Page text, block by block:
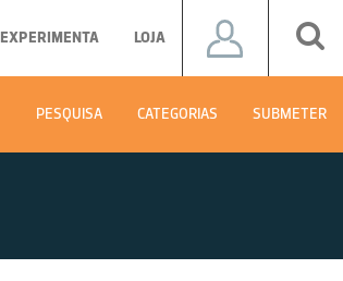
EXPERIMENTA LOJA
PESQUISA CATEGORIAS SUBMETER